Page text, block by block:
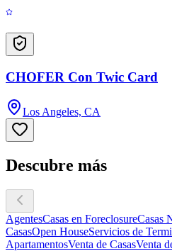
CHOFER Con Twic Card
Los Angeles, CA
Descubre más
AgentesCasas en ForeclosureCasas
CasasOpen HouseServicios de
ApartamentosVenta de CasasVenta